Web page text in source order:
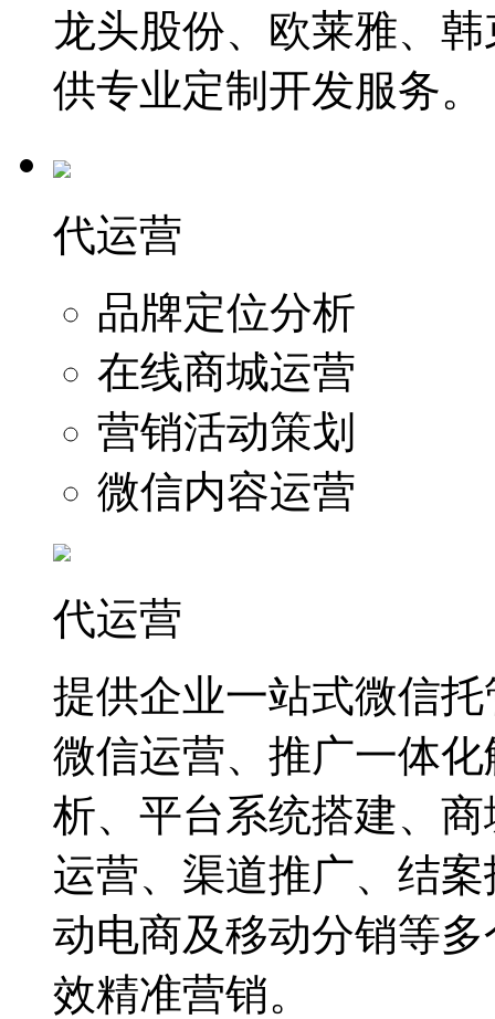
龙头股份、欧莱雅、
供专业定制开发服务。
代运营
品牌定位分析
在线商城运营
营销活动策划
微信内容运营
代运营
提供企业一站式微信
微信运营、推广一体
析、平台系统搭建、
运营、渠道推广、结
动电商及移动分销等
效精准营销。